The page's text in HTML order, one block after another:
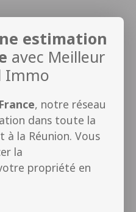
estimation
avec Meilleur
Immo
, notre réseau
dans toute la
à la Réunion. Vous
la
propriété en